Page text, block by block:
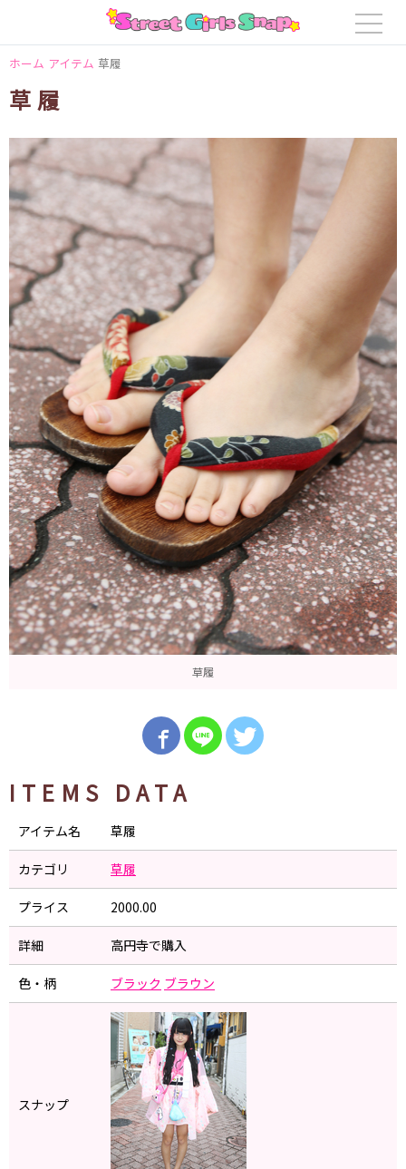
ホーム アイテム 草履
草履
草履
ITEMS DATA
アイテム名 草履
カテゴリ 草履
プライス 2000.00
詳細 高円寺で購入
色・柄 ブラック ブラウン
スナップ